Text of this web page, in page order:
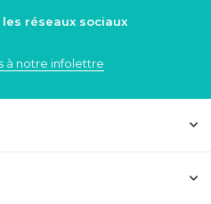
réseaux sociaux
à notre infolettre